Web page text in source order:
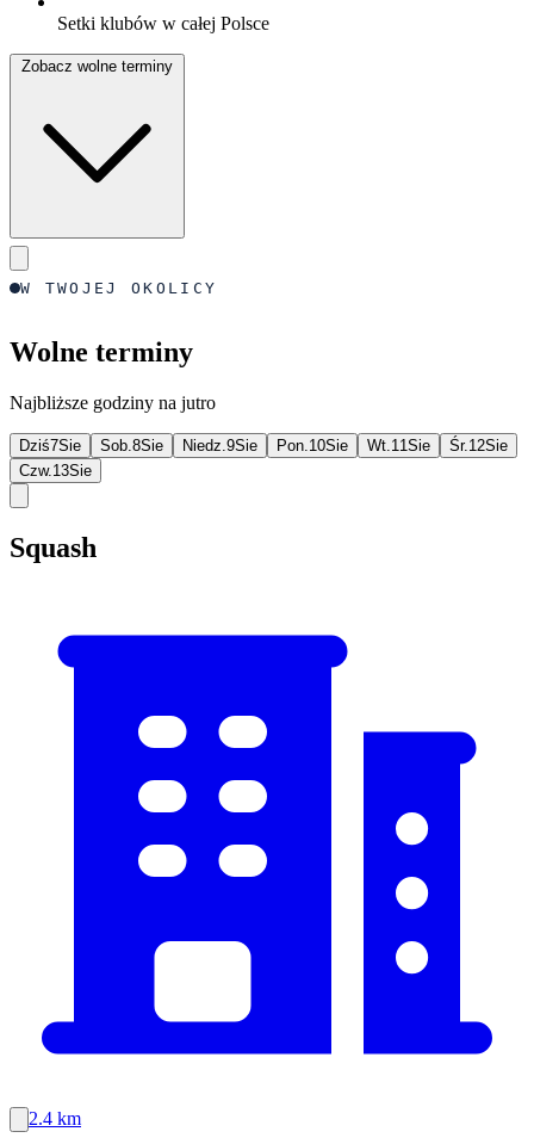
Setki klubów w całej Polsce
W TWOJEJ OKOLICY
Wolne terminy
Najbliższe godziny na jutro
Dziś7Sie Sob. 8Sie Niedz. 9Sie Pon. 10Sie Wt. 11Sie Śr. 12Sie
Czw. 13Sie
Squash
2.4 km